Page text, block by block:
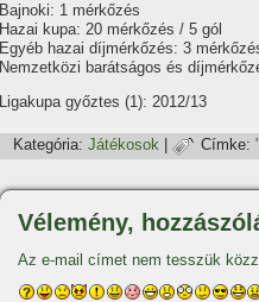
Bajnoki: 1 mérkőzés
Hazai kupa: 20 mérkőzés / 5 gól
Egyéb hazai dí­jmérkőzés: 3
Nemzetközi barátságos és
Ligakupa győztes (1): 2012/13
Kategória: Játékosok Címke:
Vélemény,
Az e-mail címet nem tesszük